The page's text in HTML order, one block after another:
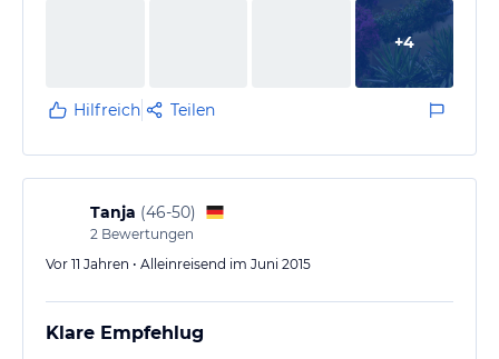
Luxus, aber grundsolide. Wer Ruhe und Entspannung
In unmittelbarer Nähe die Einkaufsstraße mit vielen
kleineren Geschäften, einladenden Bars und
+4
Hilfreich Teilen
Tanja (46-50)
2 Bewertungen
Vor 11 Jahren • Alleinreisend im Juni 2015
Klare Empfehlug